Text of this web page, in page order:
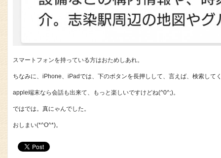
スマートフォンを持っている方はおためしあれ。
ちなみに、iPhone、iPadでは、下のボタンを長押しして、言えば、検索して
apple端末なら会話も出来て、もっと楽しいですけどね(^0^;)。
ではでは。真にゃんでした。
おしまい(*^O^*)。